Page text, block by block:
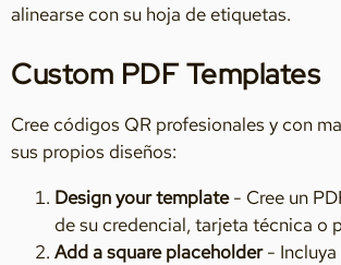
alinearse con su hoja de etiquetas.
Custom PDF Templates
Cree códigos QR profesionales y con
sus propios diseños:
Design your template- Cree un
de su credencial, tarjeta técnica o
Add a square placeholder- Incluya